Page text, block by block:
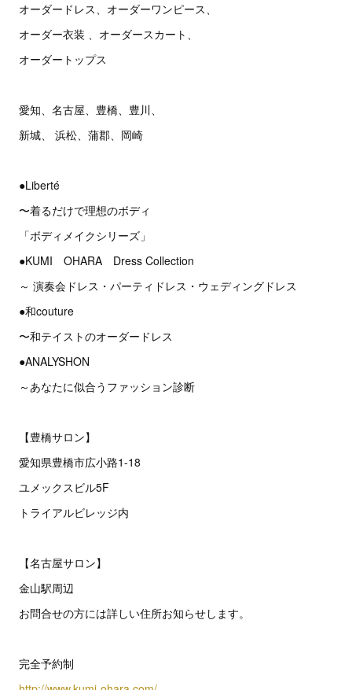
オーダードレス、オーダーワンピース、
オーダー衣装 、オーダースカート、
オーダートップス
愛知、名古屋、豊橋、豊川、
新城、 浜松、蒲郡、岡崎
●Liberté
〜着るだけで理想のボディ
「ボディメイクシリーズ」
●KUMI OHARA Dress Collection
～ 演奏会ドレス・パーティドレス・ウェディングドレス
●和couture
〜和テイストのオーダードレス
●ANALYSHON
～あなたに似合うファッション診断
【豊橋サロン】
愛知県豊橋市広小路1-18
ユメックスビル5F
トライアルビレッジ内
【名古屋サロン】
金山駅周辺
お問合せの方には詳しい住所お知らせします。
完全予約制